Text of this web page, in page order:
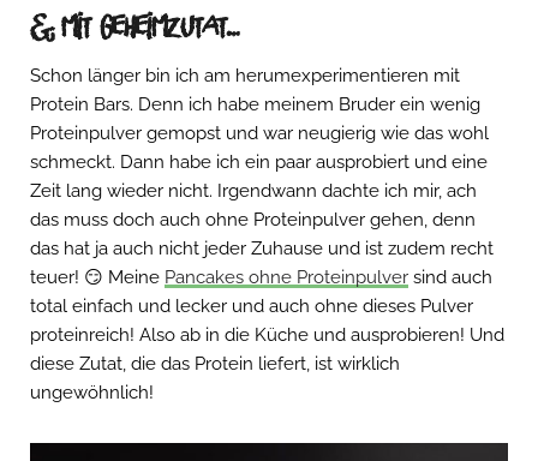
& mit Geheimzutat…
Schon länger bin ich am herumexperimentieren mit
Protein Bars. Denn ich habe meinem Bruder ein wenig
Proteinpulver gemopst und war neugierig wie das wohl
schmeckt. Dann habe ich ein paar ausprobiert und eine
Zeit lang wieder nicht. Irgendwann dachte ich mir, ach
das muss doch auch ohne Proteinpulver gehen, denn
das hat ja auch nicht jeder Zuhause und ist zudem recht
teuer! 😏 Meine Pancakes ohne Proteinpulver sind auch
total einfach und lecker und auch ohne dieses Pulver
proteinreich! Also ab in die Küche und ausprobieren! Und
diese Zutat, die das Protein liefert, ist wirklich
ungewöhnlich!